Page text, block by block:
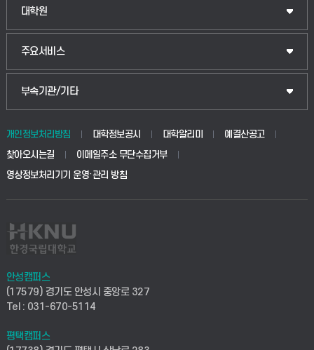
법경영학부
생명공학부
사회안전시스템공학부
컴퓨터응용수학부
ICT로봇기계공학부
대학원
일반대학원
산업대학원
공공정책대학원
교육대학원
주요서비스
입학안내
웹메일
학사시스템(전문학사 및 전공심화)
사이버캠퍼스(전문학사 및 전공심화)
시설바로처리서비스
연구실안전관리시스템
산학연구관리시스템
부속기관/기타
중앙도서관
학생생활관(안성)
산학협력단
취업지원센터
창업지원센터
현장실습지원센터
개인정보처리방침 대학정보공시 대학알리미
예결산공고
찾아오시는길
이메일주소 무단수집거부
영상정보처리기기 운영·관리 방침
안성캠퍼스
(17579) 경기도 안성시 중앙로 327
Tel : 031-670-5114
평택캠퍼스